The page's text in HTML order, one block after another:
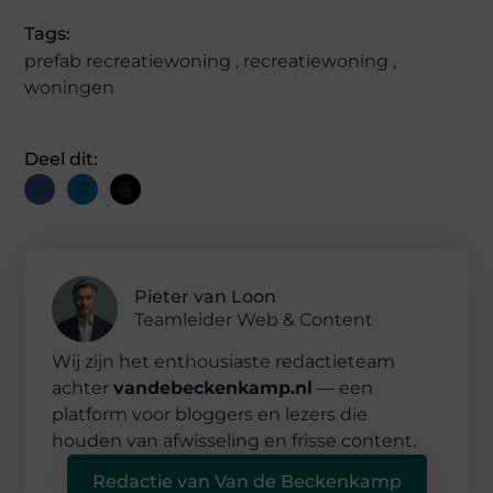
Tags:
prefab recreatiewoning , recreatiewoning ,
woningen
Deel dit:
Pieter van Loon
Teamleider Web & Content
Wij zijn het enthousiaste redactieteam
achtervandebeckenkamp.nl — een
platform voor bloggers en lezers die
houden van afwisseling en frisse content.
Redactie van Van de Beckenkamp